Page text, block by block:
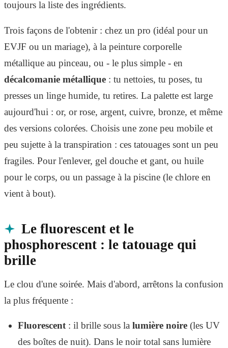
toujours la liste des ingrédients.
Trois façons de l'obtenir : chez un pro (idéal pour un
EVJF ou un mariage), à la peinture corporelle
métallique au pinceau, ou - le plus simple - en
décalcomanie métallique : tu nettoies, tu poses, tu
presses un linge humide, tu retires. La palette est large
aujourd'hui : or, or rose, argent, cuivre, bronze, et même
des versions colorées. Choisis une zone peu mobile et
peu sujette à la transpiration : ces tatouages sont un peu
fragiles. Pour l'enlever, gel douche et gant, ou huile
pour le corps, ou un passage à la piscine (le chlore en
vient à bout).
Le fluorescent et le
phosphorescent : le tatouage qui
brille
Le clou d'une soirée. Mais d'abord, arrêtons la confusion
la plus fréquente :
Fluorescent: il brille sous la lumière noire(les UV
des boîtes de nuit). Dans le noir total sans lumière